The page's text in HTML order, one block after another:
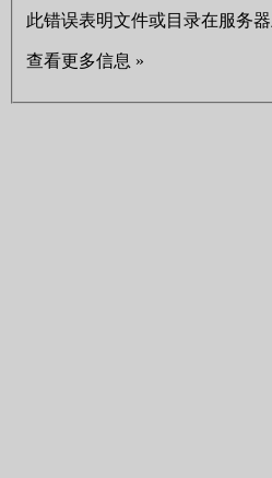
此错误表明文件或目录在服务
查看更多信息 »